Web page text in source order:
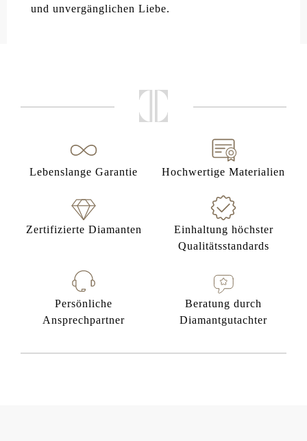
und unvergänglichen Liebe.
Lebenslange Garantie Hochwertige Materialien
Zertifizierte Diamanten
Einhaltung höchster
Qualitätsstandards
Persönliche
Ansprechpartner
Beratung durch
Diamantgutachter